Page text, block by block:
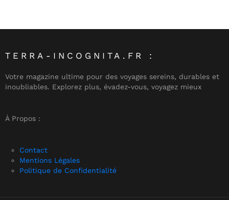
TERRA-INCOGNITA.FR :
Votre magazine ultime pour des voyages sereins, durables et
inoubliables. Explorez plus, évadez-vous, voyagez mieux
À Propos :
Contact
Mentions Légales
Politique de Confidentialité